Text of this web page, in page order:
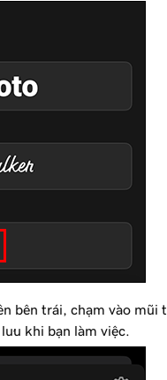
bên trái, chạm vào mũi
khi bạn làm việc.